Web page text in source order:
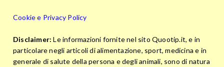
Cookie e Privacy Policy
Disclaimer: Le informazioni fornite nel sito Quootip.it, e in
particolare negli articoli di alimentazione, sport, medicina e in
generale di salute della persona e degli animali, sono di natura